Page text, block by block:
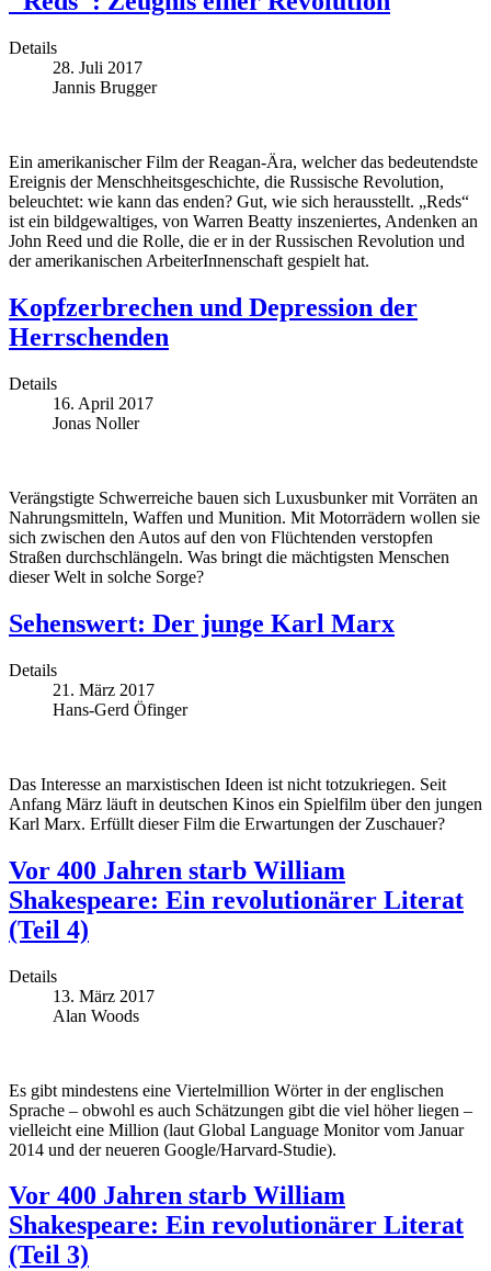
Details
28. Juli 2017
Jannis Brugger
Ein amerikanischer Film der Reagan-Ära, welcher das bedeutendste
Ereignis der Menschheitsgeschichte, die Russische Revolution,
beleuchtet: wie kann das enden? Gut, wie sich herausstellt. „Reds“
ist ein bildgewaltiges, von Warren Beatty inszeniertes, Andenken an
John Reed und die Rolle, die er in der Russischen Revolution und
der amerikanischen ArbeiterInnenschaft gespielt hat.
Kopfzerbrechen und Depression der
Herrschenden
Details
16. April 2017
Jonas Noller
Verängstigte Schwerreiche bauen sich Luxusbunker mit Vorräten an
Nahrungsmitteln, Waffen und Munition. Mit Motorrädern wollen sie
sich zwischen den Autos auf den von Flüchtenden verstopfen
Straßen durchschlängeln. Was bringt die mächtigsten Menschen
dieser Welt in solche Sorge?
Sehenswert: Der junge Karl Marx
Details
21. März 2017
Hans-Gerd Öfinger
Das Interesse an marxistischen Ideen ist nicht totzukriegen. Seit
Anfang März läuft in deutschen Kinos ein Spielfilm über den jungen
Karl Marx. Erfüllt dieser Film die Erwartungen der Zuschauer?
Vor 400 Jahren starb William
Shakespeare: Ein revolutionärer Literat
(Teil 4)
Details
13. März 2017
Alan Woods
Es gibt mindestens eine Viertelmillion Wörter in der englischen
Sprache – obwohl es auch Schätzungen gibt die viel höher liegen –
vielleicht eine Million (laut Global Language Monitor vom Januar
2014 und der neueren Google/Harvard-Studie).
Vor 400 Jahren starb William
Shakespeare: Ein revolutionärer Literat
(Teil 3)